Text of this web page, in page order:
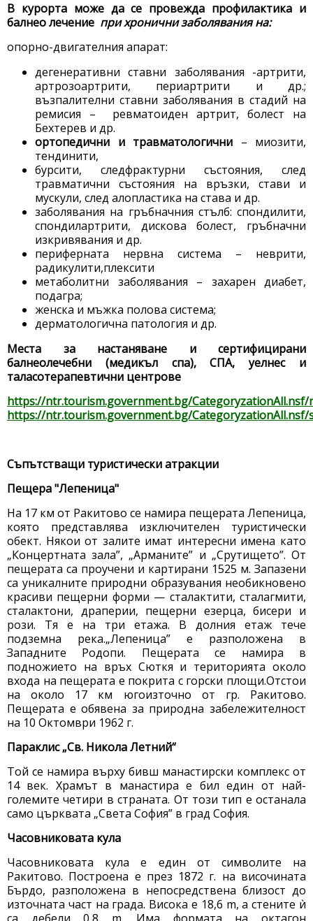
В курорта може да се провежда профилактика и
балнео лечение при хронични заболявания на:
опорно-двигателния апарат:
дегенеративни ставни заболявания -артрити,
артрозоартрити, периартрити и др.;
възпалителни ставни заболявания в стадий на
ремисия – ревматоиден артрит, болест на
Бехтерев и др.
ортопедични и травматологични – миозити,
тендинити,
бурсити, следфрактурни състояния, след
травматични състояния на връзки, стави и
мускули, след алопластика на става и др.
заболявания на гръбначния стълб: спондилити,
спондилартрити, дискова болест, гръбначни
изкривявания и др.
периферната нервна система – неврити,
радикулити,плексити
метаболитни заболявания – захарен диабет,
подагра;
женска и мъжка полова система;
дерматологична патология и др.
Места за настаняване и сертифицирани
балнеолечебни (медикъл спа), СПА, уелнес и
таласотерапевтични центрове
https://ntr.tourism.government.bg/CategoryzationAll.nsf/
https://ntr.tourism.government.bg/CategoryzationAll.nsf/
Съпътстващи туристически атракции
Пещера "Лепеница"
На 17 км от Ракитово се намира пещерата Лепеница,
която представлява изключителен туристически
обект. Някои от залите имат интересни имена като
„Концертната зала”, „Арманите” и „Срутището”. От
пещерата са проучени и картирани 1525 м. Запазени
са уникалните природни образувания необикновено
красиви пещерни форми — сталактити, сталагмити,
сталактони, драперии, пещерни езерца, бисери и
рози. Тя е на три етажа. В долния етаж тече
подземна река.„Лепеница” е разположена в
Западните Родопи. Пещерата се намира в
подножието на връх Сюткя и територията около
входа на пещерата е покрита с горски площи.Отстои
на около 17 км югоизточно от гр. Ракитово.
Пещерата е обявена за природна забележителност
на 10 Октомври 1962 г.
Параклис „Св. Никола Летний“
Той се намира върху бивш манастирски комплекс от
14 век. Храмът в манастира е бил един от най-
големите четири в страната. От този тип е останала
само църквата „Света София” в град София.
Часовниковата кула
Часовниковата кула е един от символите на
Ракитово. Построена е през 1872 г. на височината
Бърдо, разположена в непосредствена близост до
източната част на града. Висока е 18,6 m, а стените ѝ